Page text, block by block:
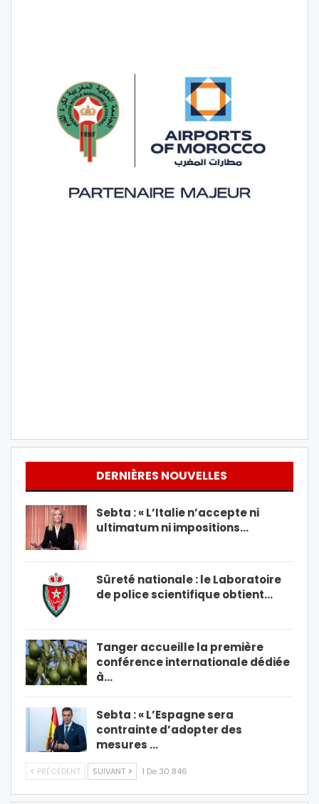
DERNIÈRES NOUVELLES
Sebta : « L’Italie n’accepte ni
ultimatum ni impositions…
Sûreté nationale : le Laboratoire
de police scientifique obtient…
Tanger accueille la première
conférence internationale dédiée
à…
Sebta : « L’Espagne sera
contrainte d’adopter des
mesures …
PRÉCÉDENT SUIVANT 1 De 30 846